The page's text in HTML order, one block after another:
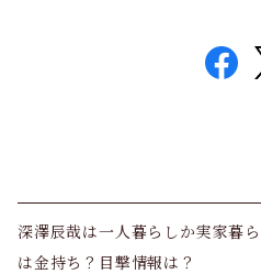
深澤辰哉は一人暮らしか実家暮
は金持ち？目撃情報は？